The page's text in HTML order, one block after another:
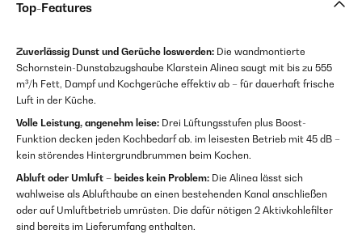
Top-Features
Zuverlässig Dunst und Gerüche loswerden: Die wandmontierte
Schornstein-Dunstabzugshaube Klarstein Alinea saugt mit bis zu 555
m³/h Fett, Dampf und Kochgerüche effektiv ab – für dauerhaft frische
Luft in der Küche.
Volle Leistung, angenehm leise: Drei Lüftungsstufen plus Boost-
Funktion decken jeden Kochbedarf ab. im leisesten Betrieb mit 45 dB –
kein störendes Hintergrundbrummen beim Kochen.
Abluft oder Umluft – beides kein Problem: Die Alinea lässt sich
wahlweise als Ablufthaube an einen bestehenden Kanal anschließen
oder auf Umluftbetrieb umrüsten. Die dafür nötigen 2 Aktivkohlefilter
sind bereits im Lieferumfang enthalten.